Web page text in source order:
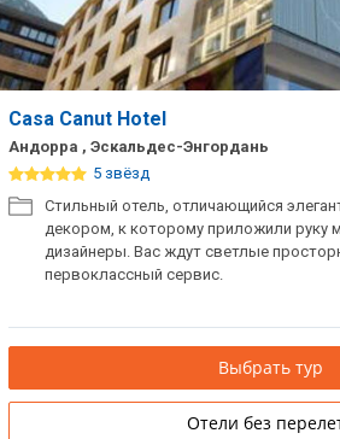
Casa Canut Hotel
Андорра , Эскальдес-Энгордань
5 звёзд
Стильный отель, отличающийся
декором, к которому приложили руку
дизайнеры. Вас ждут светлые
первоклассный сервис.
Выбрать тур
Отели без